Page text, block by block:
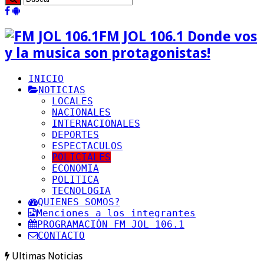
FM JOL 106.1 Donde vos
y la musica son protagonistas!
INICIO
NOTICIAS
LOCALES
NACIONALES
INTERNACIONALES
DEPORTES
ESPECTACULOS
POLICIALES
ECONOMIA
POLITICA
TECNOLOGIA
QUIENES SOMOS?
Menciones a los integrantes
PROGRAMACIÓN FM JOL 106.1
CONTACTO
Ultimas Noticias